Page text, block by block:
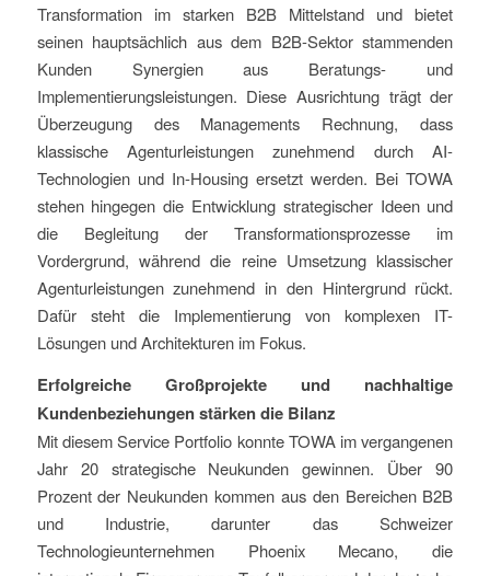
Transformation im starken B2B Mittelstand und bietet
seinen hauptsächlich aus dem B2B-Sektor stammenden
Kunden Synergien aus Beratungs- und
Implementierungsleistungen. Diese Ausrichtung trägt der
Überzeugung des Managements Rechnung, dass
klassische Agenturleistungen zunehmend durch AI-
Technologien und In-Housing ersetzt werden. Bei TOWA
stehen hingegen die Entwicklung strategischer Ideen und
die Begleitung der Transformationsprozesse im
Vordergrund, während die reine Umsetzung klassischer
Agenturleistungen zunehmend in den Hintergrund rückt.
Dafür steht die Implementierung von komplexen IT-
Lösungen und Architekturen im Fokus.
Erfolgreiche Großprojekte und nachhaltige
Kundenbeziehungen stärken die Bilanz
Mit diesem Service Portfolio konnte TOWA im vergangenen
Jahr 20 strategische Neukunden gewinnen. Über 90
Prozent der Neukunden kommen aus den Bereichen B2B
und Industrie, darunter das Schweizer
Technologieunternehmen Phoenix Mecano, die